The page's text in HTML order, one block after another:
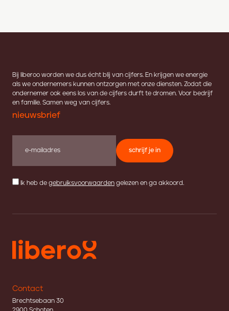
Bij liberoo worden we dus écht blij van cijfers. En krijgen we energie
als we ondernemers kunnen ontzorgen met onze diensten. Zodat die
ondernemer ook eens los van de cijfers durft te dromen. Voor bedrijf
en familie. Samen weg van cijfers.
nieuwsbrief
schrijf je in
Ik heb de gebruiksvoorwaarden gelezen en ga akkoord.
Contact
Brechtsebaan 30